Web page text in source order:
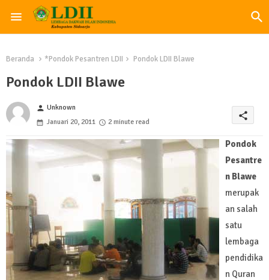
Beranda *Pondok Pesantren LDII Pondok LDII Blawe
Pondok LDII Blawe
person Unknown
Januari 20, 2011
2 minute read
share
Pondok
Pesantre
n Blawe
merupak
an salah
satu
lembaga
pendidika
n Quran